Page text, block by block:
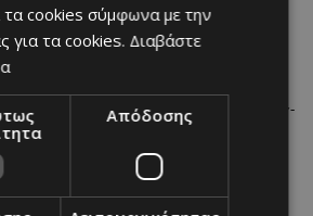
πριν τον γάμο σου το
1-beauty/ti-na-apofygeis-prin-ton-gamo-soy-
να έχεις λαμπερή επιδερμίδα και
τα cookies σύμφωνα με την
για τα cookies. Διαβάστε
Απόδοσης